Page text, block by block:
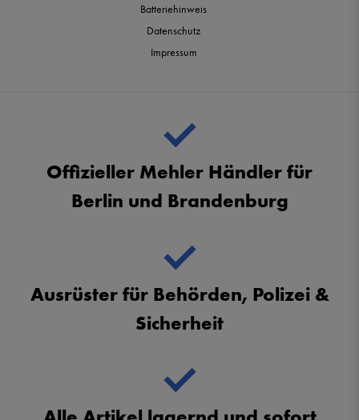
Batteriehinweis
Datenschutz
Impressum
Offizieller Mehler Händler für
Berlin und Brandenburg
Ausrüster für Behörden, Polizei &
Sicherheit